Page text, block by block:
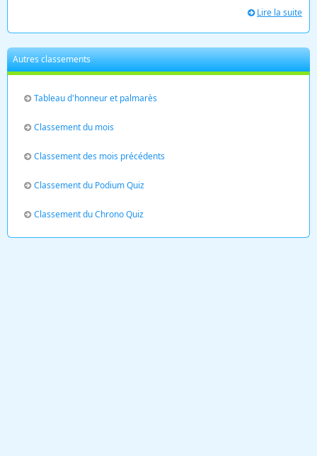
Lire la suite
Autres classements
Tableau d'honneur et palmarès
Classement du mois
Classement des mois précédents
Classement du Podium Quiz
Classement du Chrono Quiz